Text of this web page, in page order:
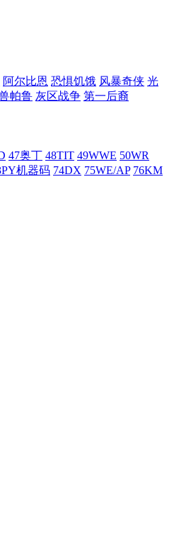
阿尔比恩 恐惧饥饿 风暴奇侠 光
帕鲁 灰区战争 第一后裔
47奥丁 48TIT 49WWE 50WR
机器码 74DX 75WE/AP 76KM